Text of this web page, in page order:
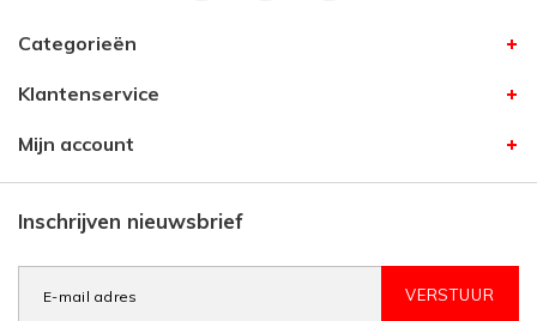
Categorieën
Klantenservice
Mijn account
Inschrijven nieuwsbrief
VERSTUUR